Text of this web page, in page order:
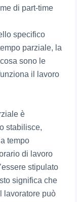
di part-time
specifico
parziale, la
sono le
il lavoro
è
stabilisce,
tempo
di lavoro
stipulato
significa che
lavoratore può